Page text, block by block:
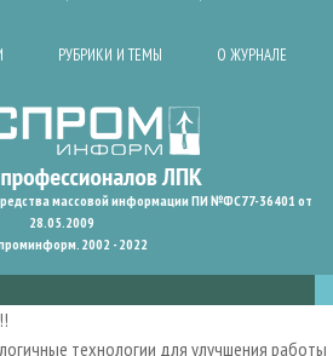
РУБРИКИ И ТЕМЫ О ЖУРНАЛЕ
массовой информации ПИ №ФС77-36401 от
28.05.2009
2002 - 2022
технологии для улучшения работы